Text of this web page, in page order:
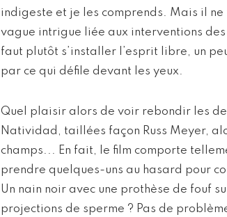
indigeste et je les comprends. Mais il
vague intrigue liée aux interventions
faut plutôt s’installer l’esprit libre, un
par ce qui défile devant les yeux.
Quel plaisir alors de voir rebondir les
Natividad, taillées façon Russ Meyer,
champs... En fait, le film comporte
prendre quelques-uns au hasard pour
Un nain noir avec une prothèse de fouf
projections de sperme ? Pas de